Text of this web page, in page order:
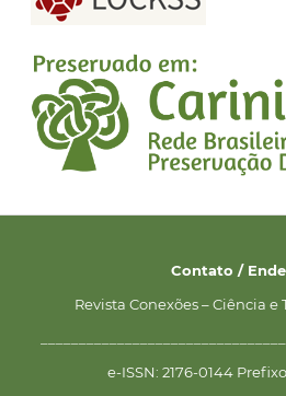
Contato /
Revista Conexões – Ciência e
e-ISSN: 2176-0144